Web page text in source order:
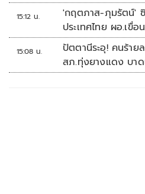
15:12 น.
'กฤตภาส-ภุมรัตน์'
ประเทศไทย ผอ.เขื่
ต่อ ปี 2570
15:08 น.
ปัตตานีระอุ! คนร้าย
สภ.ทุ่งยางแดง บา
เหตุ